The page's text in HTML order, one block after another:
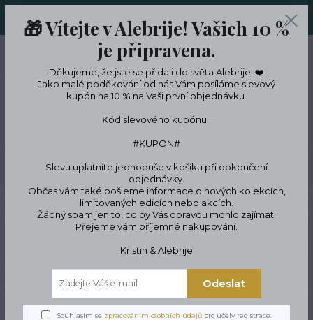
LIMITKÁCH
CZK
Hledat
Trenky Pánské trenky Trenýrky s lebkou
Trenýrky s lebkou
🎁 Vítejte v Alebrije! Vašich 10 %
je připravena.
Děkujeme, že jste se přidali do světa Alebrije. ❤️
Jako malé poděkování od nás Vám posíláme slevový
kupón na 10 % na Vaši první objednávku.
Kód slevového kupónu :
#KUPON#
Slevu uplatníte jednoduše v košíku při dokončení
objednávky.
Občas vám také pošleme informace o nových kolekcích,
limitovaných edicích nebo akcích.
Žádný spam jen to, co by Vás opravdu mohlo zajímat.
Přejeme vám příjemné nakupování.
Kristin & Alebrije
Odeslat
Souhlasím se zpracováním osobních údajů pro účely registrace.